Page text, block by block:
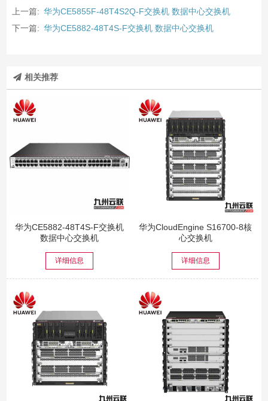
上一篇: 华为CE5855F-48T4S2Q-F交换机 数据中心交换机
下一篇: 华为CE5882-48T4S-F交换机 数据中心交换机
相关推荐
华为CE5882-48T4S-F交换机
数据中心交换机
详细信息
华为CloudEngine S16700-8核
心交换机
详细信息